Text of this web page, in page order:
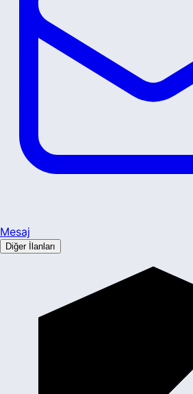
Mesaj
Diğer İlanları